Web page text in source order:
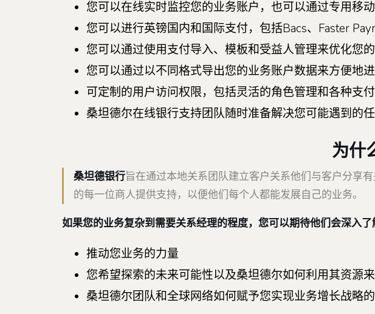
您可以在线实时监控您的业务账户，也可以通过专用移
您可以进行英镑国内和国际支付，包括Bacs、Faster
您可以通过使用支付导入、模板和受益人管理来优化您
您可以通过以不同格式导出您的业务账户数据来方便地
可定制的用户访问权限，包括灵活的角色管理和各种支
桑坦德尔在线银行支持团队随时准备解决您可能遇到的
为什
桑坦德银行旨在通过本地关系团队建立客户关系他们与客户分享
的每一位商人提供支持，以便他们每个人都能发展自己的业务。
如果您的业务复杂到需要关系经理的程度，您可以期待他们会深入
推动您业务的力量
您希望探索的未来可能性以及桑坦德尔如何利用其资源
桑坦德尔团队和全球网络如何赋予您实现业务增长战略